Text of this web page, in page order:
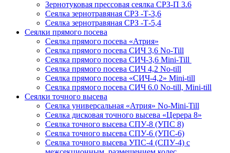
Зернотуковая прессовая сеялка СРЗ-П 3.6
Сеялка зернотравяная СРЗ -Т-3,6
Сеялка зернотравяная СРЗ -Т-5,4
Сеялки прямого посева
Сеялка прямого посева «Атрия»
Сеялка прямого посева СИЧ 3,6 No-Till
Сеялка прямого посева СИЧ-3,6 Mini-Till
Сеялка прямого посева СИЧ 4,2 No-till
Сеялка прямого посева «СИЧ-4,2» Mini-till
Сеялка прямого посева СИЧ 6.0 No-till, Mini-till
Сеялки точного высева
Сеялка универсальная «Атрия» No-Mini-Till
Сеялка дисковая точного высева «Церера 8»
Сеялка точного высева СПУ-8 (УПС 8)
Сеялка точного высева СПУ-6 (УПС-6)
Сеялка точного высева УПС-4 (СПУ-4) с